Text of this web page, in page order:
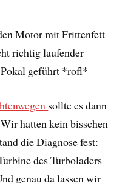
Motor mit Frittenfett
richtig laufender
geführt *rofl*
sollte es dann
hatten kein bisschen
die Diagnose fest:
des Turboladers
genau da lassen wir